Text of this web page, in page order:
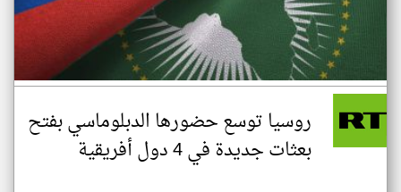
روسيا توسع حضورها الدبلوماسي بفتح
بعثات جديدة في 4 دول أفريقية